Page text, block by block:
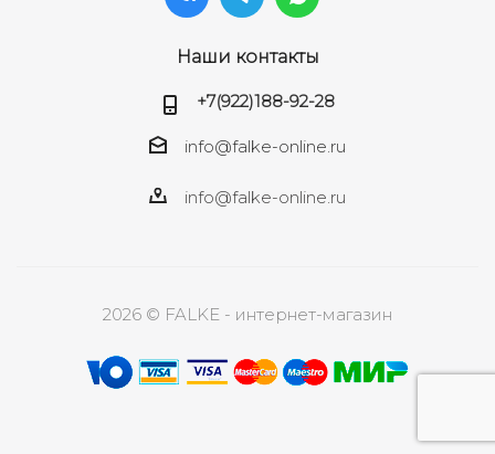
Наши контакты
+7(922)188-92-28
info@falke-online.ru
info@falke-online.ru
2026 © FALKE - интернет-магазин